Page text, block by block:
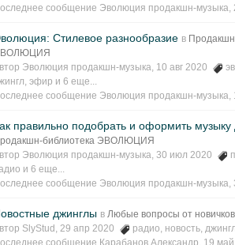
сообщение Эволюция продакшн-музыка,
Стилевое разнообразие в
Эволюция продакшн-музыка, 10 авг 2020
,эфир и 6 еще...
сообщение Эволюция продакшн-музыка,
правильно подобрать и оформить музыку
библиотека ЭВОЛЮЦИЯ
Эволюция продакшн-музыка, 30 июл 2020
и 6 еще...
сообщение Эволюция продакшн-музыка,
джинглы в Любые вопросы от новичков
SlyStud , 29 апр 2020 радио, новость,джингл
сообщение Карабанов Александр, 19